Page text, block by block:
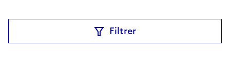
Filtrer